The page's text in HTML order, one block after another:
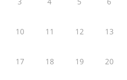
10 11 12 13
17 18 19 20